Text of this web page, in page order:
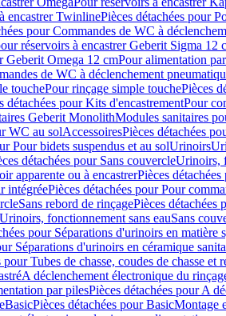
encastrer TwinlinePièces détachées pour
pour Commandes de WC à
réservoirs à encastrer Geberit Sigma 12
Geberit Omega 12 cmPour alimentation
de WC à déclenchement
touchePour rinçage simple touchePièces
détachées pour Kits d'encastrementPour
Geberit MonolithModules sanitaires
WC au solAccessoiresPièces détachées
Pour bidets suspendus et au solUrinoirs
détachées pour Sans couvercleUrinoirs,
apparente ou à encastrerPièces
intégréePièces détachées pour Pour
Sans rebord de rinçagePièces détachées
fonctionnement sans eauSans
pour Séparations d'urinoirs en matière
Séparations d'urinoirs en céramique
pour Tubes de chasse, coudes de chasse et
A déclenchement électronique du
par pilesPièces détachées pour A
BasicPièces détachées pour BasicMontage